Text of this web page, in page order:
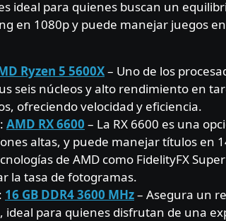
ideal para quienes buscan un
en 1080p y puede manejar juegos
Ryzen 5 5600X– Uno de los
seis núcleos y alto rendimiento en
ofreciendo velocidad y eficiencia.
: AMD RX 6600 – La RX 6600 es una
altas, y puede manejar títulos en
de AMD como FidelityFX
la tasa de fotogramas.
: 16 GB DDR4 3600 MHz– Asegura un
ideal para quienes disfrutan de una